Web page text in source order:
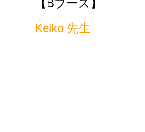
【Bブース】
Keiko 先生